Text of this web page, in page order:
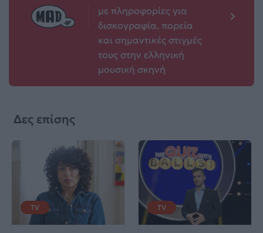
με πληροφορίες για
δισκογραφία, πορεία
και σημαντικές στιγμές
τους στην ελληνική
μουσική σκηνή
Δες επίσης
TV TV